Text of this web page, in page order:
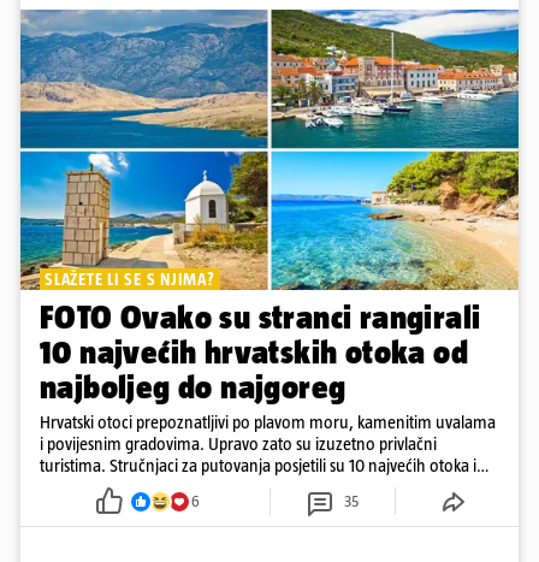
SLAŽETE LI SE S NJIMA?
FOTO Ovako su stranci rangirali
10 najvećih hrvatskih otoka od
najboljeg do najgoreg
Hrvatski otoci prepoznatljivi po plavom moru, kamenitim uvalama
i povijesnim gradovima. Upravo zato su izuzetno privlačni
turistima. Stručnjaci za putovanja posjetili su 10 najvećih otoka i
rangirali ih
6 35